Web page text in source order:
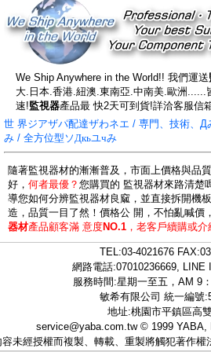
We Ship Anywhere in the World!! 我們運送
大.日本.香港.紐澳.東南亞.中南美.歐洲......
速!監視器產品最 快2天可到貨!詳洽客服信
世 界ジアザパ配達ザわネエ / 専門、技術
み / 全方位型ソ Дкьユчみ
隨著監視器材的漸漸普及，市面上價格與品
好， 何者最優？ 您購買的 監視器材來路清楚
導您如何分辨監視器材良窳，並直接拆開機
造，品質一目了然！價格公 開，不怕亂喊價
器材產品顧客滿 意度NO.1， 老客戶續購或介
TEL:03-4021676
網路電話:07010236669, LINE
服務時間:星期一至五，AM 9
敏希有限公司 統一編號
地址:桃園市平鎮區高
service@yaba.com.tw© 1999 YABA,
容未經授權而複製、轉載、重製將觸犯著作